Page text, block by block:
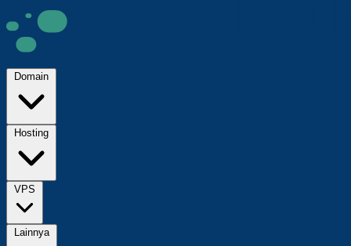
Domain
Hosting
VPS
Lainnya